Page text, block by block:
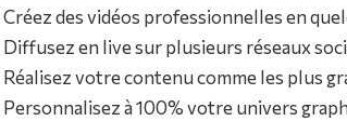
Créez des vidéos professionnelles en
Diffusez en live sur plusieurs réseaux
Réalisez votre contenu comme les plus
Personnalisez à 100% votre univers